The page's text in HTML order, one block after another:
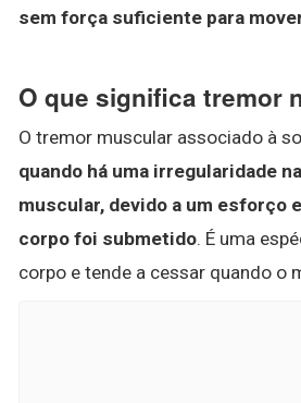
sem força suficiente para
O que significa tremor
O tremor muscular associado à
quando há uma irregularidade
muscular, devido a um esforço
corpo foi submetido. É uma
corpo e tende a cessar quando o